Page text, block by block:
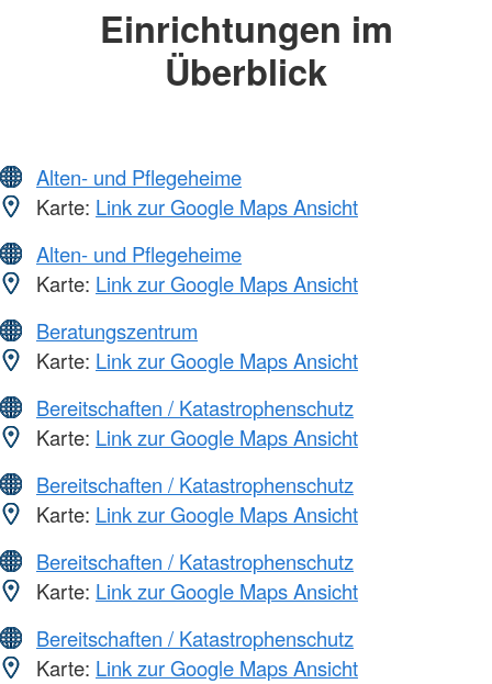
Einrichtungen im
Überblick
Alten- und Pflegeheime
Karte: Link zur Google Maps Ansicht
Alten- und Pflegeheime
Karte: Link zur Google Maps Ansicht
Beratungszentrum
Karte: Link zur Google Maps Ansicht
Bereitschaften / Katastrophenschutz
Karte: Link zur Google Maps Ansicht
Bereitschaften / Katastrophenschutz
Karte: Link zur Google Maps Ansicht
Bereitschaften / Katastrophenschutz
Karte: Link zur Google Maps Ansicht
Bereitschaften / Katastrophenschutz
Karte: Link zur Google Maps Ansicht